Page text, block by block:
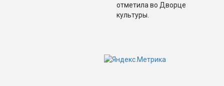
отметила во Дворце
культуры.